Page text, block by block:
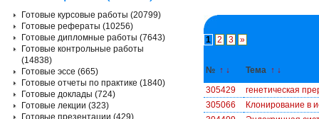
1 2 3 »
№ ↑ ↓ Тема ↑ ↓
305429
генетическая
305066
Клонирование в
Готовые курсовые работы (20799)
Готовые рефераты (10256)
Готовые дипломные работы (7643)
Готовые контрольные работы
(14838)
Готовые эссе (665)
Готовые отчеты по практике (1840)
Готовые доклады (724)
Готовые лекции (323)
Готовые презентации (429)